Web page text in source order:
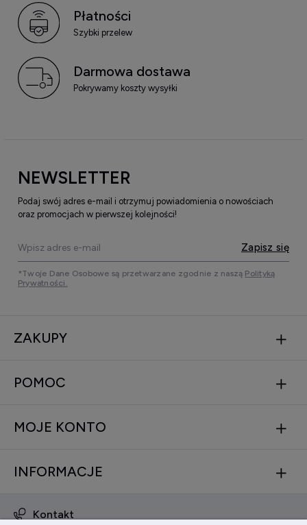
Płatności
Szybki przelew
Darmowa dostawa
Pokrywamy koszty wysyłki
NEWSLETTER
Podaj swój adres e-mail i otrzymuj powiadomienia o nowościach
oraz promocjach w pierwszej kolejności!
Zapisz się
*Twoje Dane Osobowe są przetwarzane zgodnie z naszą Polityką
Prywatności.
ZAKUPY
POMOC
MOJE KONTO
INFORMACJE
Kontakt